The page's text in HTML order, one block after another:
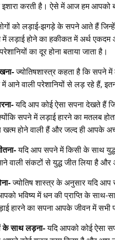
करती है। ऐसे में आज हम आपको
को लड़ाई-झगड़े के सपने आते हैं
में लड़ाई होने का हकीकत में अर्थ
का दूर होना बताया जाता है।
ज्योतिषशास्त्र कहता है कि सपने
आने वाली परेशानियों से लड़ रहे हैं,
यदि आप कोई ऐसा सपना देखते हैं
सपने में लड़ाई हारने का मतलब
होने वाली हैं और जल्द ही आपके
यदि आप सपने में किसी के साथ
वाली संकटों से युद्ध जीत लिया है
ज्योतिष शास्त्र के अनुसार यदि आप
भविष्य में धन की प्राप्ति के साथ-
हारने का सपना आपके जीवन में सभी
के साथ लड़ना-यदि आपको कोई ऐसा